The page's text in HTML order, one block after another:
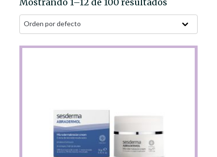
Orden por defecto